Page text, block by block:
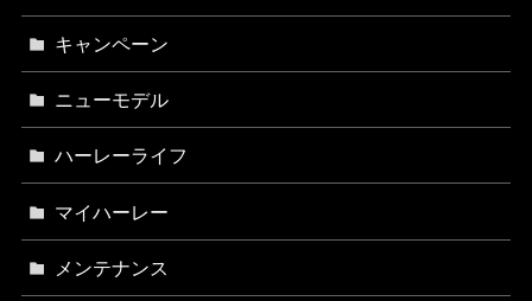
キャンペーン
ニューモデル
ハーレーライフ
マイハーレー
メンテナンス